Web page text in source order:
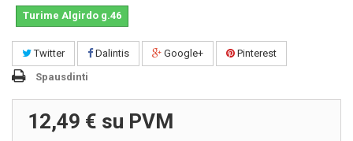
Turime Algirdo g.46
Twitter Dalintis Google+
Pinterest
Spausdinti
12,49 € su PVM